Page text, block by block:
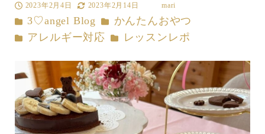
投稿日
2023年2月4日
更新日
2023年2月14日
者
mari
カテゴリー
3♡angel Blog カテゴリー
かんたんおやつ
カテゴリー
アレルギー対応 カテゴリー
レッスンレポ